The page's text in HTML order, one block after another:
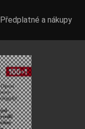
Předplatné a nákupy